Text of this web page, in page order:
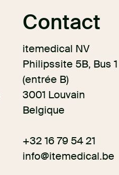
Contact
itemedical NV
Philipssite 5B, Bus 1
(entrée B)
3001 Louvain
Belgique
+32 16 79 54 21
info@itemedical.be